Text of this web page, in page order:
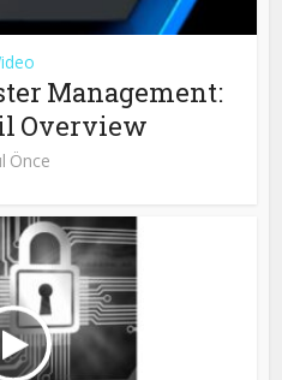
Management:
Overview
Önce